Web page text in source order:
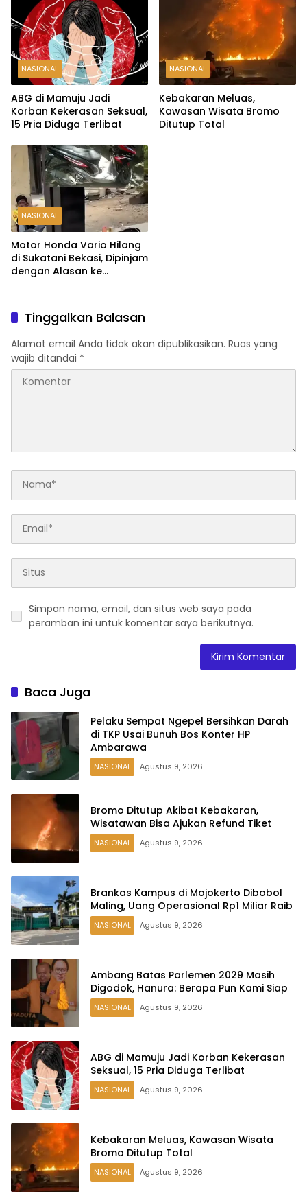
NASIONAL
ABG di Mamuju Jadi
Korban Kekerasan Seksual,
15 Pria Diduga Terlibat
NASIONAL
Kebakaran Meluas,
Kawasan Wisata Bromo
Ditutup Total
NASIONAL
Motor Honda Vario Hilang
di Sukatani Bekasi, Dipinjam
dengan Alasan ke
Tinggalkan Balasan
Alamat email Anda tidak akan dipublikasikan. Ruas yang
wajib ditandai *
Simpan nama, email, dan situs web saya pada
peramban ini untuk komentar saya berikutnya.
Baca Juga
Pelaku Sempat Ngepel Bersihkan Darah
di TKP Usai Bunuh Bos Konter HP
Ambarawa
NASIONAL Agustus 9, 2026
Bromo Ditutup Akibat Kebakaran,
Wisatawan Bisa Ajukan Refund Tiket
NASIONAL Agustus 9, 2026
Brankas Kampus di Mojokerto Dibobol
Maling, Uang Operasional Rp1 Miliar Raib
NASIONAL Agustus 9, 2026
Ambang Batas Parlemen 2029 Masih
Digodok, Hanura: Berapa Pun Kami Siap
NASIONAL Agustus 9, 2026
ABG di Mamuju Jadi Korban Kekerasan
Seksual, 15 Pria Diduga Terlibat
NASIONAL Agustus 9, 2026
Kebakaran Meluas, Kawasan Wisata
Bromo Ditutup Total
NASIONAL Agustus 9, 2026